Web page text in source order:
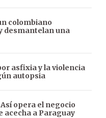
colombiano
desmantelan una
asfixia y la violencia
autopsia
opera el negocio
acecha a Paraguay